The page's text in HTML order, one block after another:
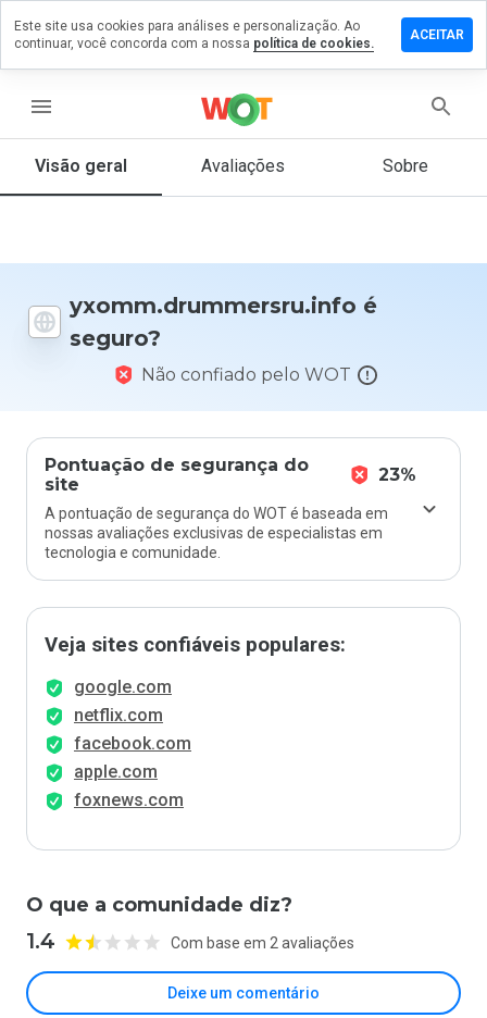
menu
Visão geral Avaliações Sobre
yxomm.drummersru.info é
seguro?
Não confiado pelo WOT
Pontuação de segurança do
site
23%
A pontuação de segurança do WOT é baseada em
nossas avaliações exclusivas de especialistas em
tecnologia e comunidade.
Veja sites confiáveis populares:
google.com
netflix.com
facebook.com
apple.com
foxnews.com
O que a comunidade diz?
1.4 Com base em 2 avaliações
Deixe um comentário
comentário
De 1
nota
este
Este site usa cookies para análises e personalização. Ao
continuar, você concorda com a nossa política de cookies.
ACEITAR